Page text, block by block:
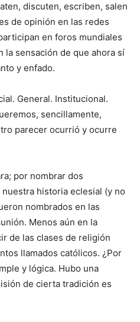
discuten, escriben, salen
de opinión en las redes
en foros mundiales
la sensación de que ahora sí
y enfado.
General. Institucional.
sencillamente,
parecer ocurrió y ocurre
por nombrar dos
historia eclesial (y no
nombrados en las
Menos aún en la
de las clases de religión
llamados católicos. ¿Por
y lógica. Hubo una
de cierta tradición es